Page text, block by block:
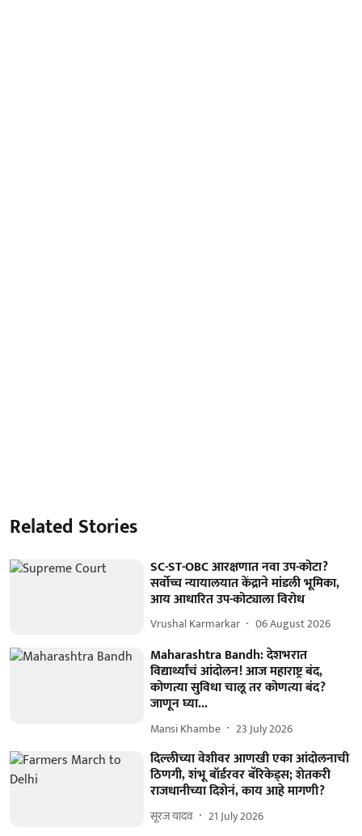
Related Stories
SC-ST-OBC आरक्षणात नवा उप-कोटा?
सर्वोच्च न्यायालयात केंद्राने मांडली भूमिका,
आय आधारित उप-कोट्याला विरोध
Vrushal Karmarkar 06 August 2026
Maharashtra Bandh: देशभरात
विद्यार्थ्यांचं आंदोलन! आज महाराष्ट्र बंद,
कोणत्या सुविधा चालू तर कोणत्या बंद?
जाणून घ्या...
Mansi Khambe 23 July 2026
दिल्लीच्या वेशीवर आणखी एका आंदोलनाची
ठिणगी, शंभू बॉर्डरवर बॅरिकेड्स; शेतकरी
राजधानीच्या दिशेनं, काय आहे मागणी?
सूरज यादव 21 July 2026